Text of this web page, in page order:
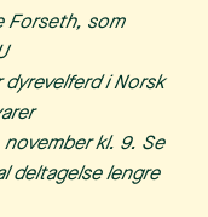
Forseth, som
i Norsk
kl. 9. Se
deltagelse lengre